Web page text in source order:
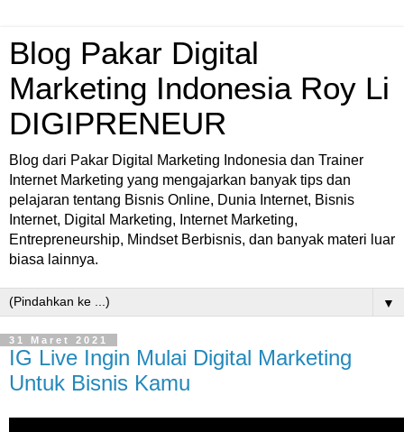
Blog Pakar Digital
Marketing Indonesia Roy Li
DIGIPRENEUR
Blog dari Pakar Digital Marketing Indonesia dan Trainer
Internet Marketing yang mengajarkan banyak tips dan
pelajaran tentang Bisnis Online, Dunia Internet, Bisnis
Internet, Digital Marketing, Internet Marketing,
Entrepreneurship, Mindset Berbisnis, dan banyak materi luar
biasa lainnya.
▼
31 Maret 2021
IG Live Ingin Mulai Digital Marketing
Untuk Bisnis Kamu